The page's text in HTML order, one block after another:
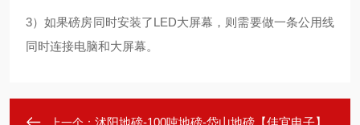
3）如果磅房同时安装了LED大屏幕，则需要做一条公用线
同时连接电脑和大屏幕。
沭阳地磅-100吨地磅-岱山地磅【佳宜电子】